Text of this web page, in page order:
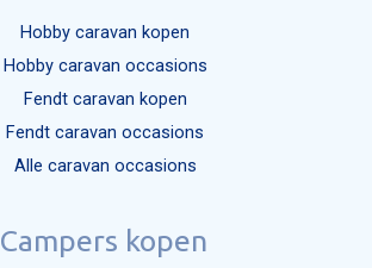
Hobby caravan kopen
Hobby caravan occasions
Fendt caravan kopen
Fendt caravan occasions
Alle caravan occasions
Campers kopen